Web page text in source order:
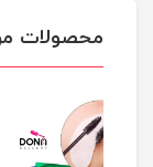
محصولات